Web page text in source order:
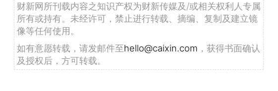
财新网所刊载内容之知识产权为财新传媒及/或相关权利人专属
所有或持有。未经许可，禁止进行转载、摘编、复制及建立镜
像等任何使用。
如有意愿转载，请发邮件至hello@caixin.com ，获得书面确认
及授权后，方可转载。